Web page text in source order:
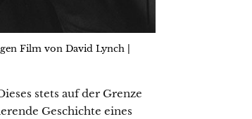
Film von David Lynch |
stets auf der Grenze
Geschichte eines